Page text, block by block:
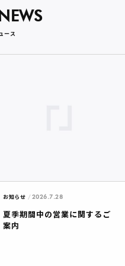
ース
お知らせ 2026.7.28
夏季期間中の営業に関するご
案内